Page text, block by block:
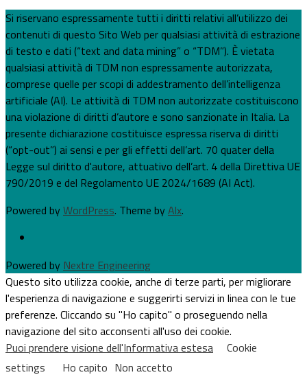
Si riservano espressamente tutti i diritti relativi all’utilizzo dei
contenuti di questo Sito Web per qualsiasi attività di estrazione
di testo e dati (“text and data mining” o “TDM”). È vietata
qualsiasi attività di TDM non espressamente autorizzata,
comprese quelle per scopi di addestramento dell’intelligenza
artificiale (AI). Le attività di TDM non autorizzate costituiscono
una violazione di diritti d’autore e sono sanzionate in Italia. La
presente dichiarazione costituisce espressa riserva di diritti
(“opt-out”) ai sensi e per gli effetti dell’art. 70 quater della
Legge sul diritto d'autore, attuativo dell’art. 4 della Direttiva UE
790/2019 e del Regolamento UE 2024/1689 (AI Act).
Powered byWordPress. Theme byAlx.
Powered by Nextre Engineering
Questo sito utilizza cookie, anche di terze parti, per migliorare
l'esperienza di navigazione e suggerirti servizi in linea con le tue
preferenze. Cliccando su "Ho capito" o proseguendo nella
navigazione del sito acconsenti all'uso dei cookie.
Puoi prendere visione dell'Informativa estesa
Cookie
settings
Ho capito Non accetto